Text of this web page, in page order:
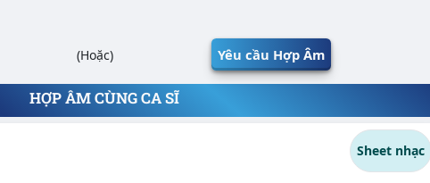
(Hoặc) Yêu cầu Hợp Âm
HỢP ÂM CÙNG CA SĨ
Sheet nhạc